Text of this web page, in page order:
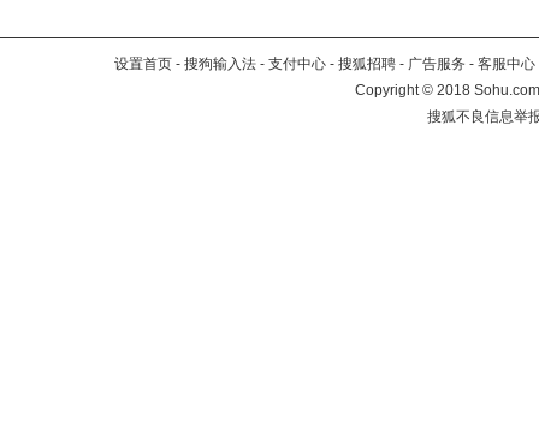
设置首页 - 搜狗输入法 - 支付中心 - 搜狐招聘 - 广告服务 - 客服中心
Copyright©2018
搜狐不良信息举